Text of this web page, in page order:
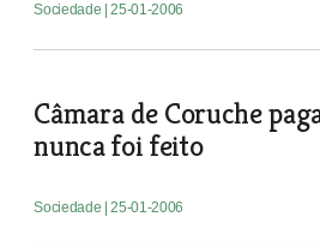
Sociedade | 25-01-2006
Câmara de Coruche
nunca foi feito
Sociedade | 25-01-2006